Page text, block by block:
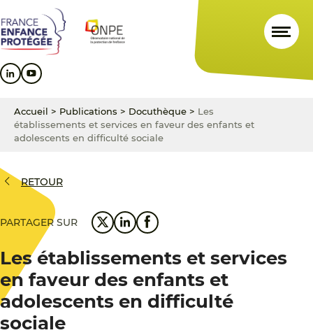
au
contenu
principal
au
menu
principal
au
pied
de
Accueil > Publications > Docuthèque > Les
établissements et services en faveur des enfants et
adolescents en difficulté sociale
RETOUR
PARTAGER SUR
Les établissements et services
en faveur des enfants et
adolescents en difficulté
sociale